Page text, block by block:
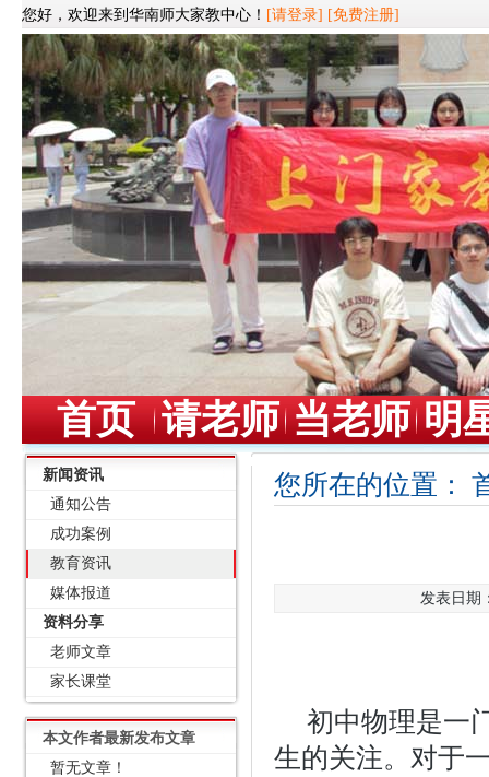
您好，欢迎来到华南师大家教中心！ [请登录] [免费注册]
首页 请老师 当老师 明
新闻资讯
通知公告
成功案例
教育资讯
媒体报道
资料分享
老师文章
家长课堂
本文作者最新发布文章
暂无文章！
您所在的位置：
发表日期
初中物理是一
生的关注。对于